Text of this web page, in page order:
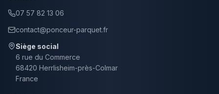
07 57 82 13 06
contact@ponceur-parquet.fr
Siège social
6 rue du Commerce
68420 Herrlisheim-près-Colmar
France